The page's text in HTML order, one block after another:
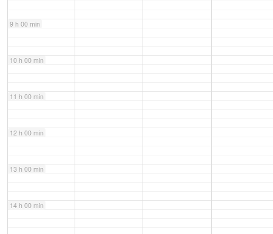
9 h 00 min
10 h 00 min
11 h 00 min
12 h 00 min
13 h 00 min
14 h 00 min